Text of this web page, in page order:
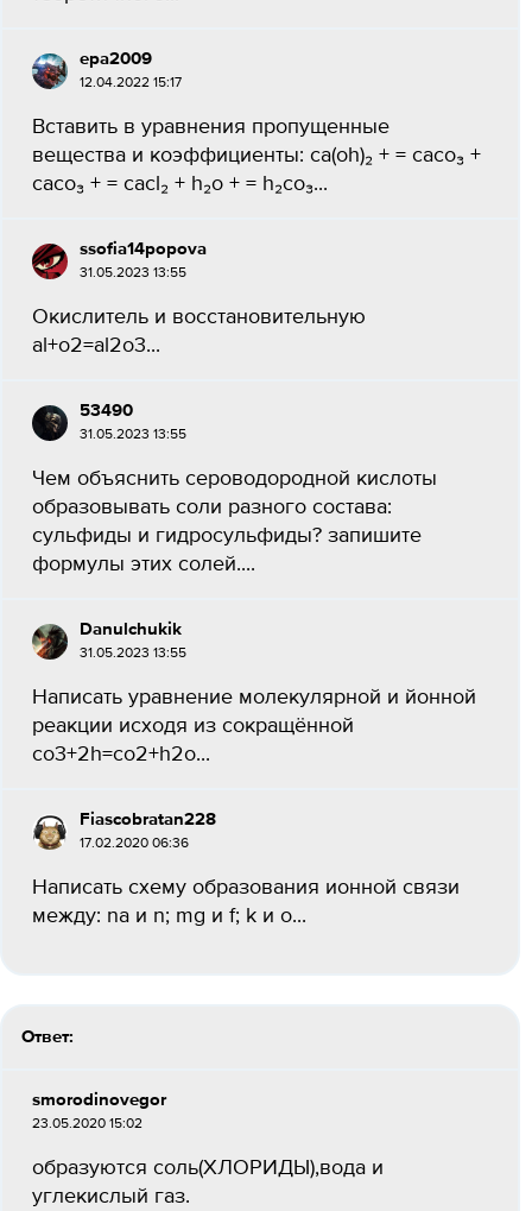
ера2009
12.04.2022 15:17
Вставить в уравнения пропущенные
вещества и коэффициенты: ca(oh)₂ + = caco₃ +
caco₃ + = cacl₂ + h₂o + = h₂co₃...
ssofia14popova
31.05.2023 13:55
Окислитель и восстановительную
al+o2=al2o3...
53490
31.05.2023 13:55
Чем объяснить сероводородной кислоты
образовывать соли разного состава:
сульфиды и гидросульфиды? запишите
формулы этих солей....
Danulchukik
31.05.2023 13:55
Написать уравнение молекулярной и йонной
реакции исходя из сокращённой
co3+2h=co2+h2o...
Fiascobratan228
17.02.2020 06:36
Написать схему образования ионной связи
между: na и n; mg и f; k и o...
Ответ:
smorodinovegor
23.05.2020 15:02
образуются соль(ХЛОРИДЫ),вода и
углекислый газ.